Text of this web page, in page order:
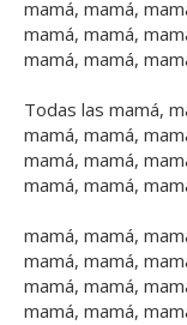
mamá, mamá,
mamá, mamá,
mamá, mamá,
Todas las mamá,
mamá, mamá,
mamá, mamá,
mamá, mamá,
mamá, mamá,
mamá, mamá,
mamá, mamá,
mamá, mamá,